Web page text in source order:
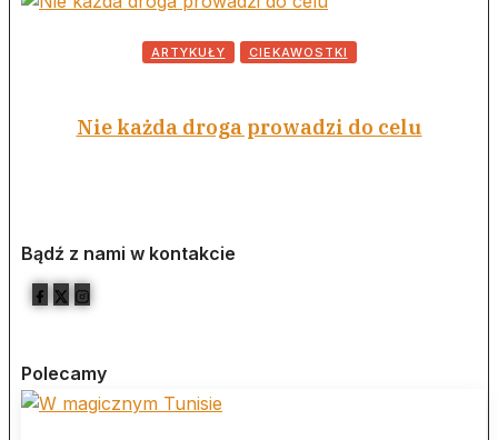
ARTYKUŁY CIEKAWOSTKI
Nie każda droga prowadzi do celu
Bądź z nami w kontakcie
Polecamy